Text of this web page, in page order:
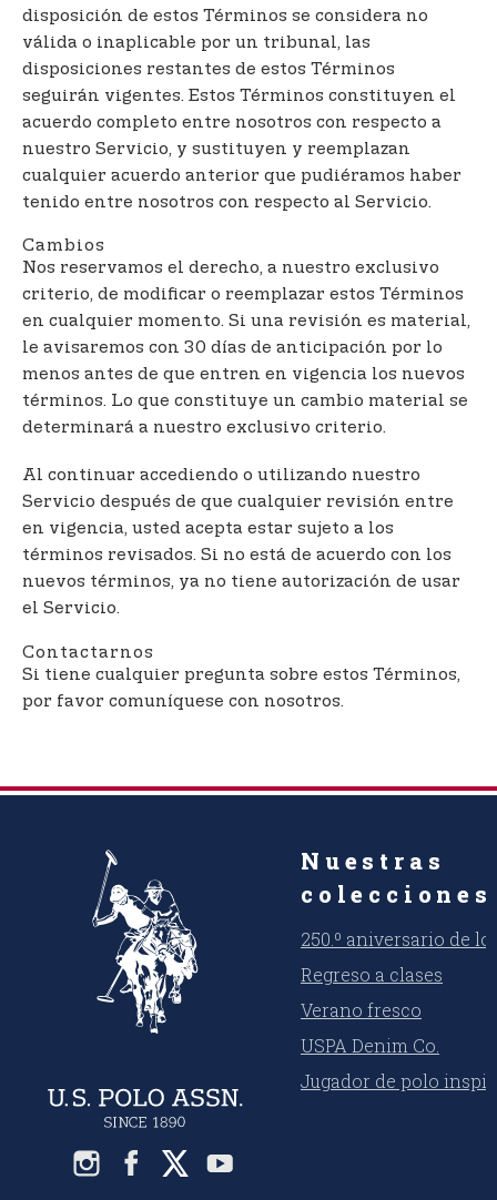
disposición de estos Términos se considera no
válida o inaplicable por un tribunal, las
disposiciones restantes de estos Términos
seguirán vigentes. Estos Términos constituyen el
acuerdo completo entre nosotros con respecto a
nuestro Servicio, y sustituyen y reemplazan
cualquier acuerdo anterior que pudiéramos haber
tenido entre nosotros con respecto al Servicio.
Cambios
Nos reservamos el derecho, a nuestro exclusivo
criterio, de modificar o reemplazar estos Términos
en cualquier momento. Si una revisión es material,
le avisaremos con 30 días de anticipación por lo
menos antes de que entren en vigencia los nuevos
términos. Lo que constituye un cambio material se
determinará a nuestro exclusivo criterio.
Al continuar accediendo o utilizando nuestro
Servicio después de que cualquier revisión entre
en vigencia, usted acepta estar sujeto a los
términos revisados. Si no está de acuerdo con los
nuevos términos, ya no tiene autorización de usar
el Servicio.
Contactarnos
Si tiene cualquier pregunta sobre estos Términos,
por favor comuníquese con nosotros.
Nuestras
colecciones
250.º aniversario de
Regreso a clases
Verano fresco
USPA Denim Co.
Jugador de polo